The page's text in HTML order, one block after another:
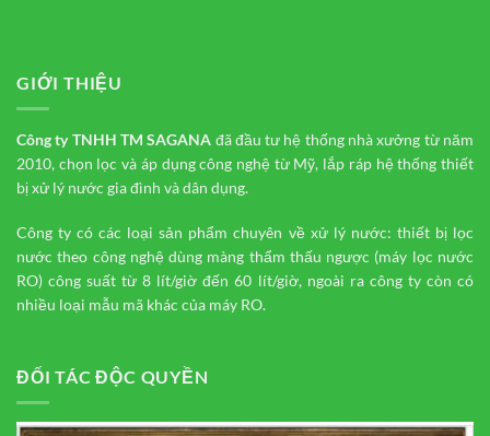
GIỚI THIỆU
Công ty TNHH TMSAGANA đã đầu tư hệ thống nhà xưởng từ năm
2010, chọn lọc và áp dụng công nghệ từ Mỹ, lắp ráp hệ thống thiết
bị xử lý nước gia đình và dân dụng.
Công ty có các loại sản phẩm chuyên về xử lý nước: thiết bị lọc
nước theo công nghệ dùng màng thẩm thấu ngược (máy lọc nước
RO) công suất từ 8 lít/giờ đến 60 lít/giờ, ngoài ra công ty còn có
nhiều loại mẫu mã khác của máy RO.
ĐỐI TÁC ĐỘC QUYỀN